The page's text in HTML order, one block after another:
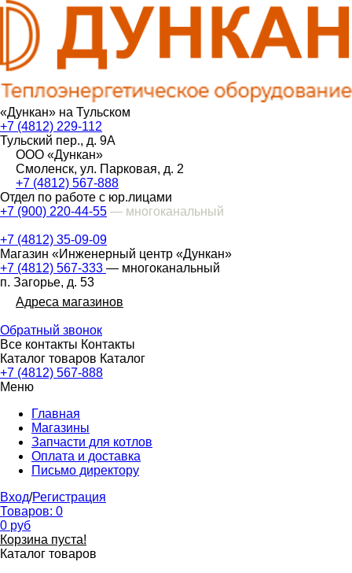
«Дункан» на Тульском
+7 (4812) 229-112
Тульский пер., д. 9А
ООО «Дункан»
Смоленск, ул. Парковая, д. 2
+7 (4812) 567-888
Отдел по работе с юр.лицами
+7 (900) 220-44-55 — многоканальный
+7 (4812) 35-09-09
Магазин «Инженерный центр «Дункан»
+7 (4812) 567-333 — многоканальный
п. Загорье, д. 53
Адреса магазинов
Обратный звонок
Все контакты Контакты
Каталог товаров Каталог
+7 (4812) 567-888
Меню
Главная
Магазины
Запчасти для котлов
Оплата и доставка
Письмо директору
Вход/Регистрация
Товаров: 0
0 руб
Корзина пуста!
Каталог товаров